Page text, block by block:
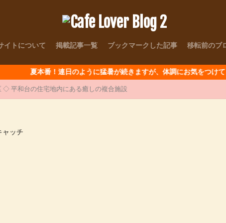
イトについて 掲載記事一覧 ブックマークした記事 移転前のブ
夏本番！連日のように猛暑が続きますが、体調にお気をつけて～
◇ 平和台の住宅地内にある癒しの複合施設